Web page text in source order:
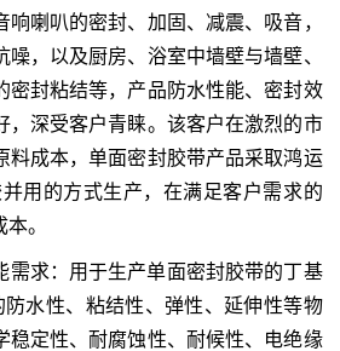
喇叭的密封、加固、减震、吸音，
，以及厨房、浴室中墙壁与墙壁、
密封粘结等，产品防水性能、密封效
，深受客户青睐。该客户在激烈的市
料成本，单面密封胶带产品采取鸿运
用的方式生产，在满足客户需求的
。
需求：用于生产单面密封胶带的丁基
防水性、粘结性、弹性、延伸性等物
稳定性、耐腐蚀性、耐候性、电绝缘